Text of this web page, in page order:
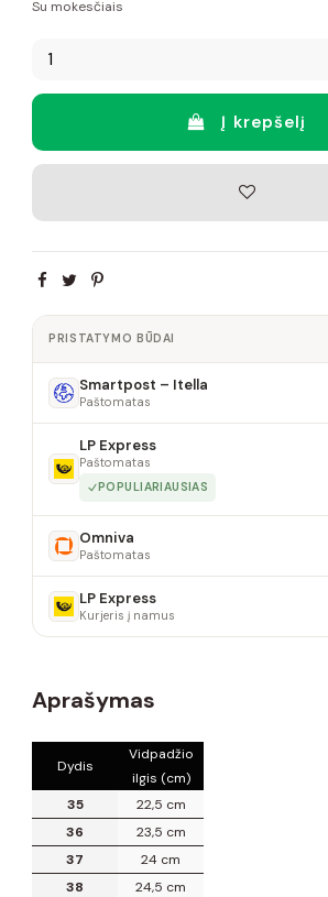
Su mokesčiais
Į krepšelį
PRISTATYMO BŪDAI
Smartpost – Itella
Paštomatas
LP Express
Paštomatas
POPULIARIAUSIAS
Omniva
Paštomatas
LP Express
Kurjeris į namus
Aprašymas
Dydis
Vidpadžio
ilgis (cm)
35
22,5 cm
36
23,5 cm
37
24 cm
38
24,5 cm